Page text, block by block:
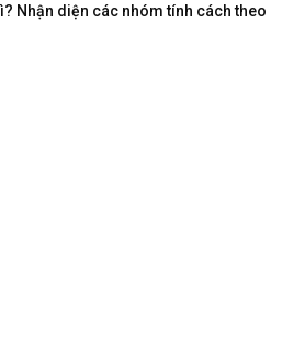
Nhận diện các nhóm tính cách theo